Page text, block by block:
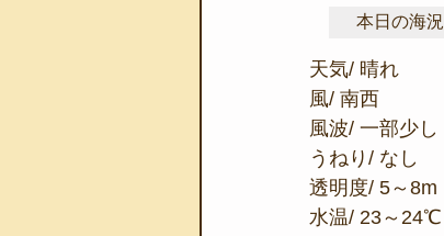
本日の海況
天気/ 晴れ
風/ 南西
風波/ 一部少し
うねり/ なし
透明度/ 5～8m
水温/ 23～24℃